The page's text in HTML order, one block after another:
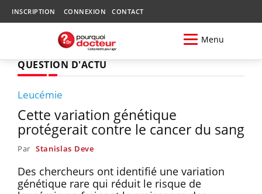
INSCRIPTION CONNEXION CONTACT
Menu
QUESTION D'ACTU
Leucémie
Cette variation génétique
protégerait contre le cancer du sang
Par Stanislas Deve
Des chercheurs ont identifié une variation
génétique rare qui réduit le risque de